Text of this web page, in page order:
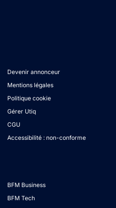
Devenir annonceur
Mentions légales
Politique cookie
Gérer Utiq
CGU
Accessibilité : non-conforme
BFM Business
BFM Tech